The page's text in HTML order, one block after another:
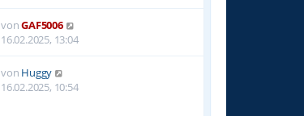
vonGAF5006
16.02.2025, 13:04
von Huggy
16.02.2025, 10:54